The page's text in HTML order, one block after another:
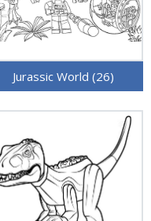
Jurassic World (26)